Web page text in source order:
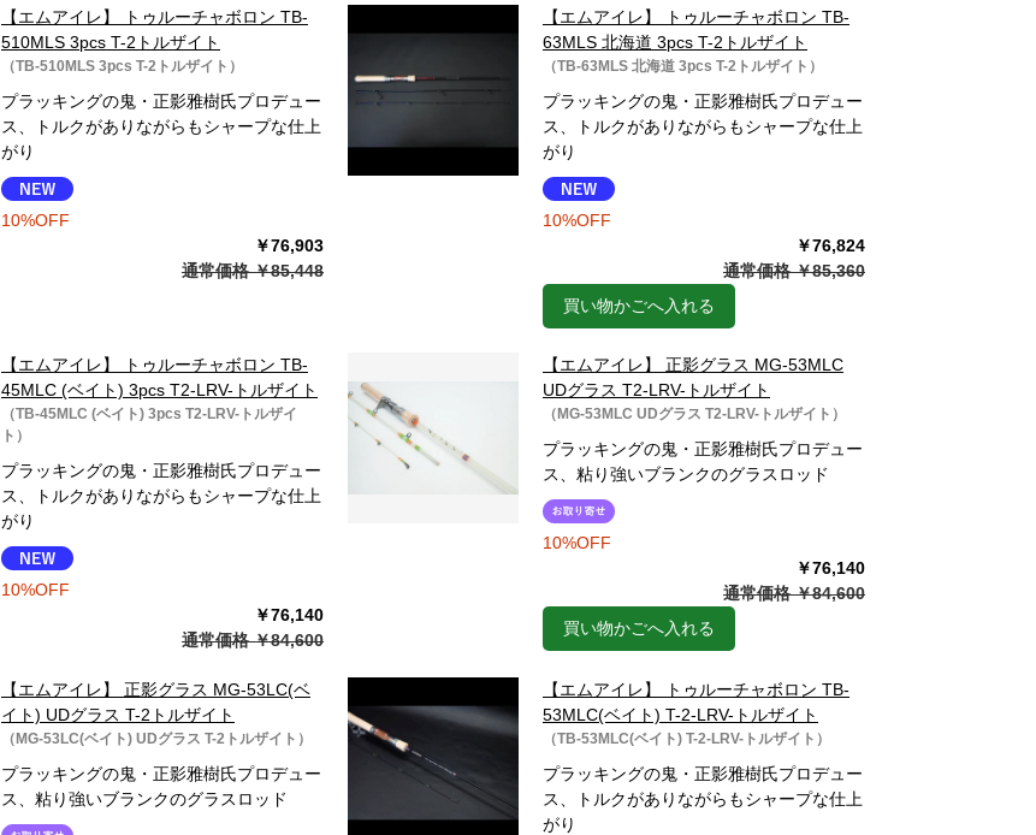
【エムアイレ】 トゥルーチャボロン TB-
510MLS 3pcs T-2トルザイト
（TB-510MLS 3pcs T-2トルザイト）
プラッキングの鬼・正影雅樹氏プロデュー
ス、トルクがありながらもシャープな仕上
がり
10%OFF
￥76,903
通常価格 ￥85,448
【エムアイレ】 トゥルーチャボロン TB-
63MLS 北海道 3pcs T-2トルザイト
（TB-63MLS 北海道 3pcs T-2トルザイト）
プラッキングの鬼・正影雅樹氏プロデュー
ス、トルクがありながらもシャープな仕上
がり
10%OFF
￥76,824
通常価格 ￥85,360
買い物かごへ入れる
【エムアイレ】 トゥルーチャボロン TB-
45MLC (ベイト) 3pcs T2-LRV-トルザイト
（TB-45MLC (ベイト) 3pcs T2-LRV-トルザイ
ト）
プラッキングの鬼・正影雅樹氏プロデュー
ス、トルクがありながらもシャープな仕上
がり
10%OFF
￥76,140
通常価格 ￥84,600
【エムアイレ】 正影グラス MG-53MLC
UDグラス T2-LRV-トルザイト
（MG-53MLC UDグラス T2-LRV-トルザイト）
プラッキングの鬼・正影雅樹氏プロデュー
ス、粘り強いブランクのグラスロッド
10%OFF
￥76,140
通常価格 ￥84,600
買い物かごへ入れる
【エムアイレ】 正影グラス MG-53LC(ベ
イト) UDグラス T-2トルザイト
（MG-53LC(ベイト) UDグラス T-2トルザイト）
プラッキングの鬼・正影雅樹氏プロデュー
ス、粘り強いブランクのグラスロッド
【エムアイレ】 トゥルーチャボロン TB-
53MLC(ベイト) T-2-LRV-トルザイト
（TB-53MLC(ベイト) T-2-LRV-トルザイト）
プラッキングの鬼・正影雅樹氏プロデュー
ス、トルクがありながらもシャープな仕上
がり